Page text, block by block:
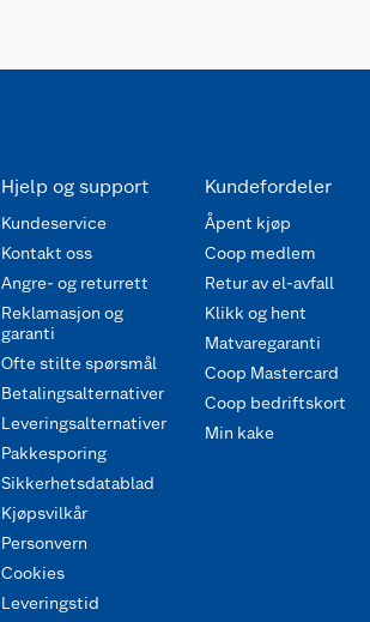
Hjelp og support
Kundeservice
Kontakt oss
Angre- og returrett
Reklamasjon og
garanti
Ofte stilte spørsmål
Betalingsalternativer
Leveringsalternativer
Pakkesporing
Sikkerhetsdatablad
Kjøpsvilkår
Personvern
Cookies
Leveringstid
Kundefordeler
Åpent kjøp
Coop medlem
Retur av el-avfall
Klikk og hent
Matvaregaranti
Coop Mastercard
Coop bedriftskort
Min kake